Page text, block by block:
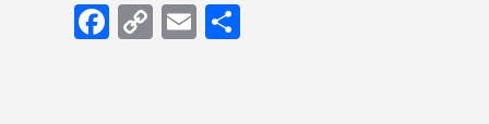
Facebook
CopyEmail